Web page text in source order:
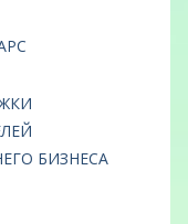
БИЗНЕСА